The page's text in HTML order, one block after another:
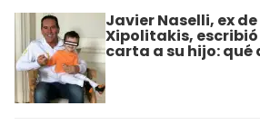
Javier Naselli, ex
Xipolitakis,
carta a su hijo: qué